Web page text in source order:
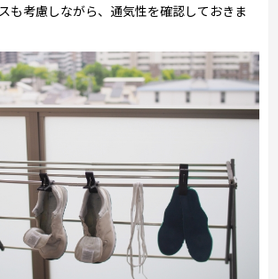
も考慮しながら、通気性を確認しておきま